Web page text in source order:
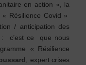
en action », la
Résilience Covid »
/ anticipation des
: c’est ce que nous
« Résilience
, expert crises